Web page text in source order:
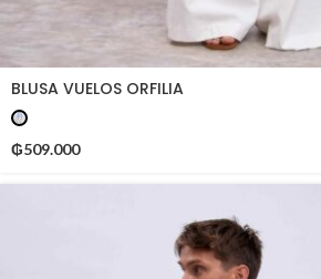
BLUSA VUELOS ORFILIA
₲509.000